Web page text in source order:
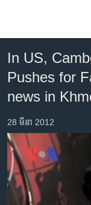
ទាក់ទង
រំលង​
និង​
ទៅ​​
ទំព័រ​
ព័ត៌មាន​​
តែ​
ម្តង
កម្ពុជា
អន្តរជាតិ
ចិន
ហេឡូវីអូអេ
កម្ពុជាច្នៃប្រតិដ្ឋ
ព្រឹត្តិការណ៍ព័ត៌មាន
In US,
Pushes for
news in
28 មីនា 2012